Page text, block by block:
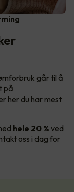
går til å
på
her du har mest
hele 20 % ved
oss i dag for